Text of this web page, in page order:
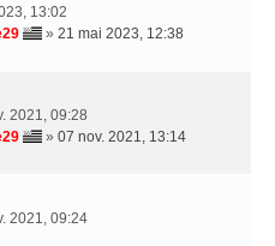
13:02
» 21 mai 2023, 12:38
2021, 09:28
» 07 nov. 2021, 13:14
2021, 09:24